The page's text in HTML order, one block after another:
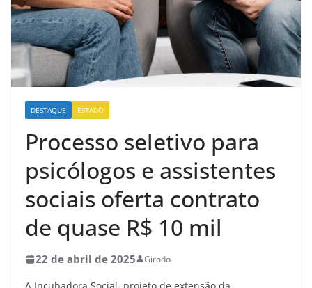
DESTAQUE ESTADO
Processo seletivo para
psicólogos e assistentes
sociais oferta contrato
de quase R$ 10 mil
22 de abril de 2025 Girodo
A Incubadora Social, projeto de extensão da